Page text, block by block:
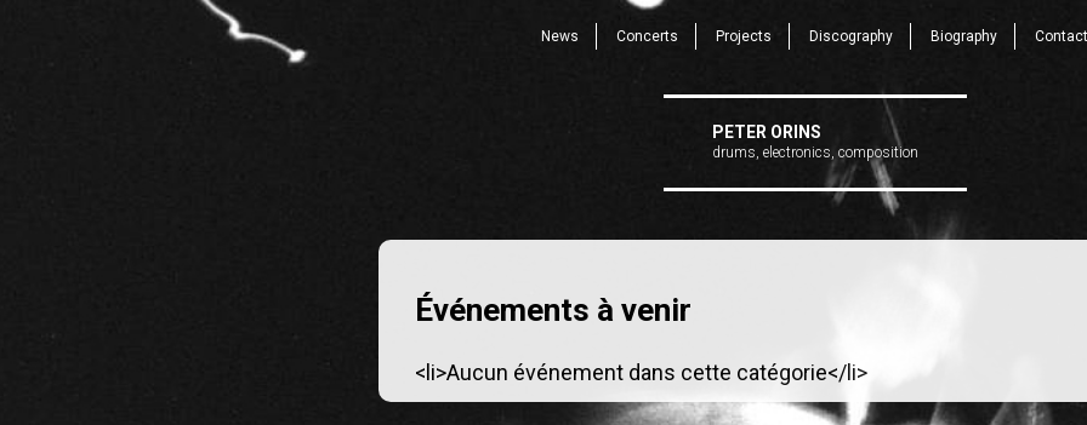
News Concerts Projects Discography Biography Contact
PETER ORINS
drums, electronics, composition
Événements à venir
<li>Aucun événement dans cette catégorie</li>